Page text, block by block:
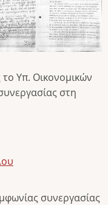
Υπ. Οικονομικών
στη
συνεργασίας